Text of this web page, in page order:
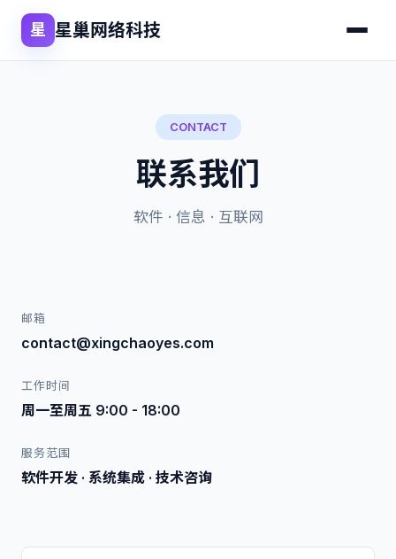
星 星巢网络科技
CONTACT
联系我们
软件 · 信息 · 互联网
邮箱
contact@xingchaoyes.com
工作时间
周一至周五 9:00 - 18:00
服务范围
软件开发 · 系统集成 · 技术咨询